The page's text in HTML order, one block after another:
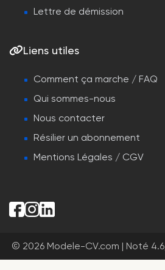
Lettre de démission
Liens utiles
Comment ça marche / FAQ
Qui sommes-nous
Nous contacter
Résilier un abonnement
Mentions Légales / CGV
© 2026 Modele-CV.com | Noté 4.6